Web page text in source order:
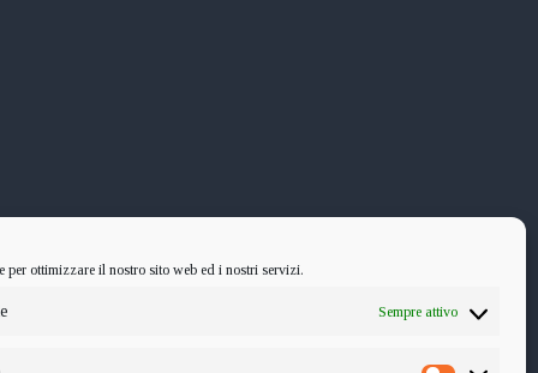
per ottimizzare il nostro sito web ed i nostri servizi.
Sempre attivo